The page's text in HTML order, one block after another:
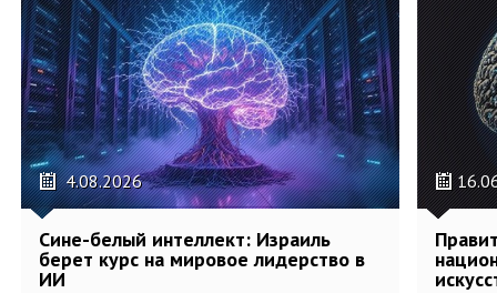
4.08.2026
Сине-белый интеллект: Израиль
берет курс на мировое лидерство в
ИИ